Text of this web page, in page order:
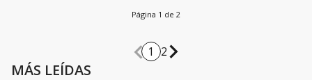
Página 1 de 2
1 2
MÁS LEÍDAS